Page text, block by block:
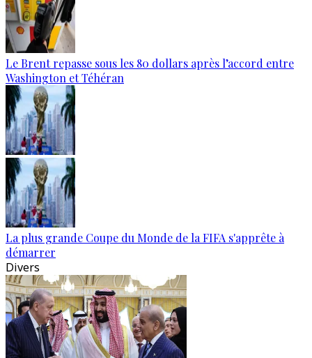
Le Brent repasse sous les 80 dollars après l’accord entre
Washington et Téhéran
La plus grande Coupe du Monde de la FIFA s'apprête à
démarrer
Divers